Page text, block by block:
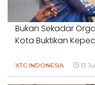
Bukan Sekadar
Kota Buktikan
XTC INDONESIA 13